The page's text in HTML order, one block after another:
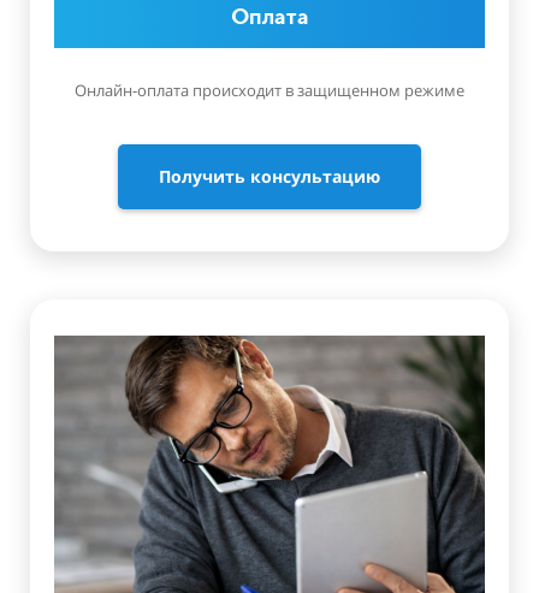
Оплата
Онлайн-оплата происходит в защищенном режиме
Получить консультацию